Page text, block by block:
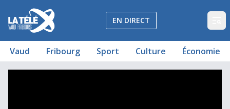
La Télé - Télévision régionale Vaud et Fribourg
EN DIRECT
Vaud Fribourg Sport Culture Économie